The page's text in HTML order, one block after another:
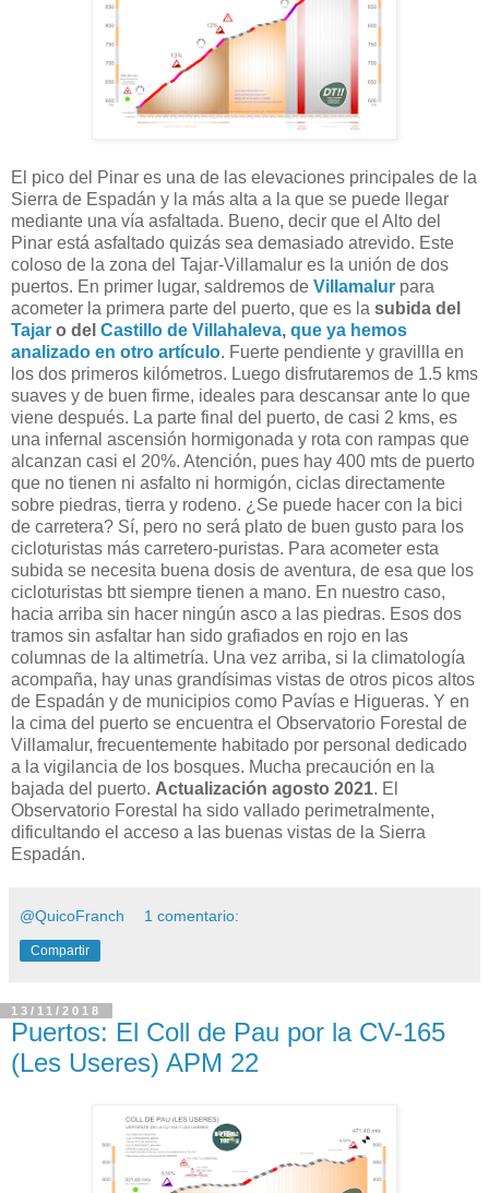
El pico del Pinar es una de las elevaciones principales de la
Sierra de Espadán y la más alta a la que se puede llegar
mediante una vía asfaltada. Bueno, decir que el Alto del
Pinar está asfaltado quizás sea demasiado atrevido. Este
coloso de la zona del Tajar-Villamalur es la unión de dos
puertos. En primer lugar, saldremos de Villamalur para
acometer la primera parte del puerto, que es la subida del
Tajar o del Castillo de Villahaleva, que ya hemos
analizado en otro artículo. Fuerte pendiente y gravillla en
los dos primeros kilómetros. Luego disfrutaremos de 1.5 kms
suaves y de buen firme, ideales para descansar ante lo que
viene después. La parte final del puerto, de casi 2 kms, es
una infernal ascensión hormigonada y rota con rampas que
alcanzan casi el 20%. Atención, pues hay 400 mts de puerto
que no tienen ni asfalto ni hormigón, ciclas directamente
sobre piedras, tierra y rodeno. ¿Se puede hacer con la bici
de carretera? Sí, pero no será plato de buen gusto para los
cicloturistas más carretero-puristas. Para acometer esta
subida se necesita buena dosis de aventura, de esa que los
cicloturistas btt siempre tienen a mano. En nuestro caso,
hacia arriba sin hacer ningún asco a las piedras. Esos dos
tramos sin asfaltar han sido grafiados en rojo en las
columnas de la altimetría. Una vez arriba, si la climatología
acompaña, hay unas grandísimas vistas de otros picos altos
de Espadán y de municipios como Pavías e Higueras. Y en
la cima del puerto se encuentra el Observatorio Forestal de
Villamalur, frecuentemente habitado por personal dedicado
a la vigilancia de los bosques. Mucha precaución en la
bajada del puerto. Actualización agosto 2021. El
Observatorio Forestal ha sido vallado perimetralmente,
dificultando el acceso a las buenas vistas de la Sierra
Espadán.
@QuicoFranch 1 comentario:
Compartir
13/11/2018
Puertos: El Coll de Pau por la CV-165
(Les Useres) APM 22